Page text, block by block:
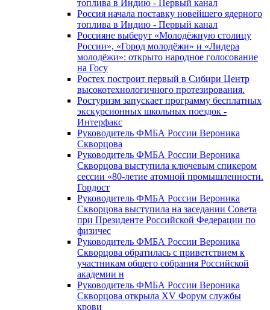
топлива в Индию - Первый канал
Россия начала поставку новейшего ядерного
топлива в Индию - Первый канал
Россияне выберут «Молодёжную столицу
России», «Город молодёжи» и «Лидера
молодёжи»: открыто народное голосование
на Госу
Ростех построит первый в Сибири Центр
высокотехнологичного протезирования.
Ростуризм запускает программу бесплатных
экскурсионных школьных поездок -
Интерфакс
Руководитель ФМБА России Вероника
Скворцова
Руководитель ФМБА России Вероника
Скворцова выступила ключевым спикером
сессии «80-летие атомной промышленности.
Гордост
Руководитель ФМБА России Вероника
Скворцова выступила на заседании Совета
при Президенте Российской Федерации по
физичес
Руководитель ФМБА России Вероника
Скворцова обратилась с приветствием к
участникам общего собрания Российской
академии н
Руководитель ФМБА России Вероника
Скворцова открыла XV Форум службы
крови